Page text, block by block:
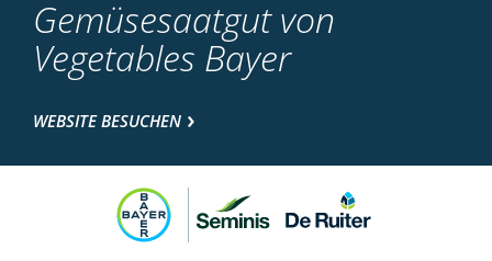
Gemüsesaatgut von
Vegetables Bayer
WEBSITE BESUCHEN